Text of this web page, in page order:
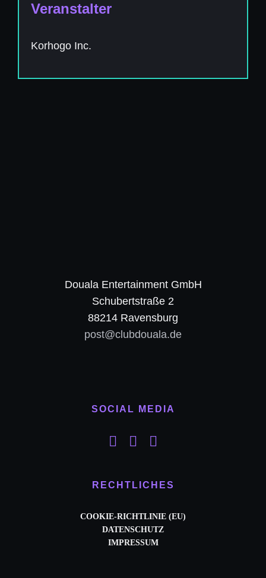
Veranstalter
Korhogo Inc.
SOCIAL MEDIA
Douala Entertainment GmbH
Schubertstraße 2
88214 Ravensburg
post@clubdouala.de
RECHTLICHES
COOKIE-RICHTLINIE (EU)
DATENSCHUTZ
IMPRESSUM